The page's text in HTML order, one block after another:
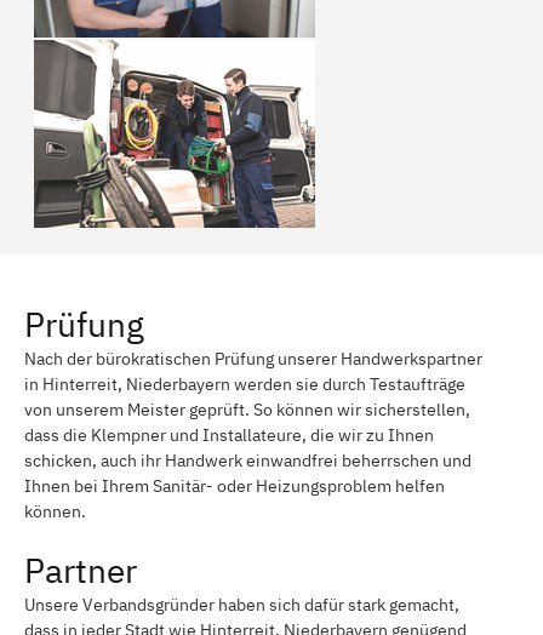
Prüfung
Nach der bürokratischen Prüfung unserer Handwerkspartner
in Hinterreit, Niederbayern werden sie durch Testaufträge
von unserem Meister geprüft. So können wir sicherstellen,
dass die Klempner und Installateure, die wir zu Ihnen
schicken, auch ihr Handwerk einwandfrei beherrschen und
Ihnen bei Ihrem Sanitär- oder Heizungsproblem helfen
können.
Partner
Unsere Verbandsgründer haben sich dafür stark gemacht,
dass in jeder Stadt wie Hinterreit, Niederbayern genügend